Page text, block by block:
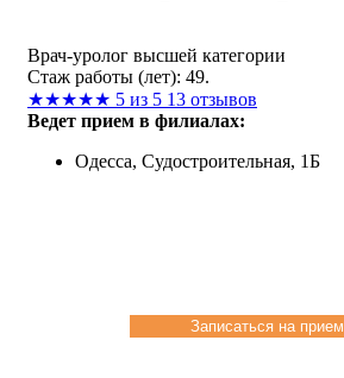
Врач-уролог высшей категории
Стаж работы (лет): 49.
★★★★★ 5 из 5 13 отзывов
Ведет прием в филиалах:
Одесса, Судостроительная, 1Б
Записаться на прием